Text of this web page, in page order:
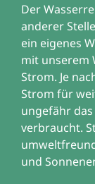
Der
anderer
ein eigenes
mit unserem
Strom. Je
Strom für
ungefähr
verbraucht.
und